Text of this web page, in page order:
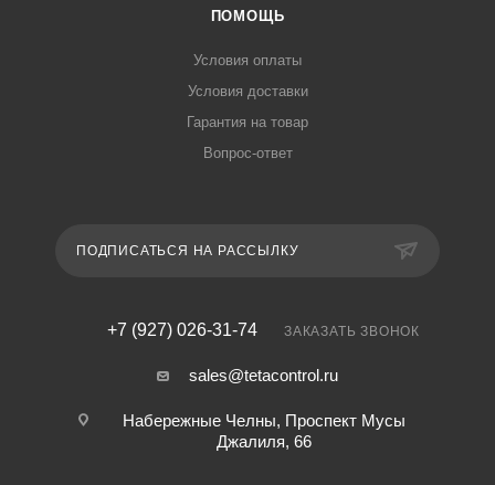
ПОМОЩЬ
Условия оплаты
Условия доставки
Гарантия на товар
Вопрос-ответ
ПОДПИСАТЬСЯ НА РАССЫЛКУ
+7 (927) 026-31-74 ЗАКАЗАТЬ ЗВОНОК
sales@tetacontrol.ru
Набережные Челны, Проспект Мусы
Джалиля, 66